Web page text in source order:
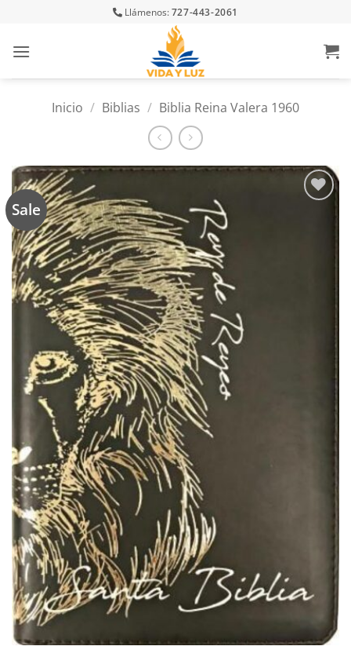
content
Llámenos:727-443-2061
Inicio / Biblias / Biblia Reina Valera 1960
Sale